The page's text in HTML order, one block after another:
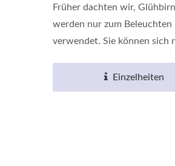
Früher dachten wir,
werden nur zum Beleuchten
verwendet. Sie können sich
Einzelheiten